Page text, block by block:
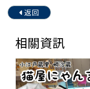
返回
相關資訊